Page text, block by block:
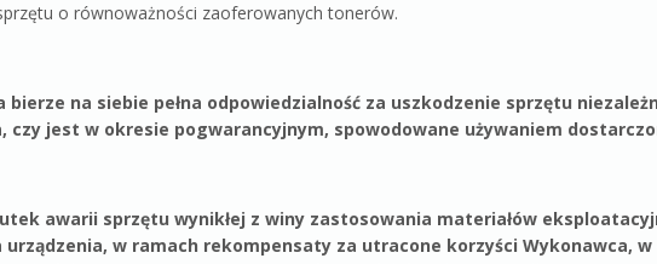
o równoważności zaoferowanych tonerów.
bierze na siebie pełna odpowiedzialność za uszkodzenie sprzętu
czy jest w okresie pogwarancyjnym, spowodowane używaniem
awarii sprzętu wynikłej z winy zastosowania materiałów
w ramach rekompensaty za utracone korzyści Wykonawca,